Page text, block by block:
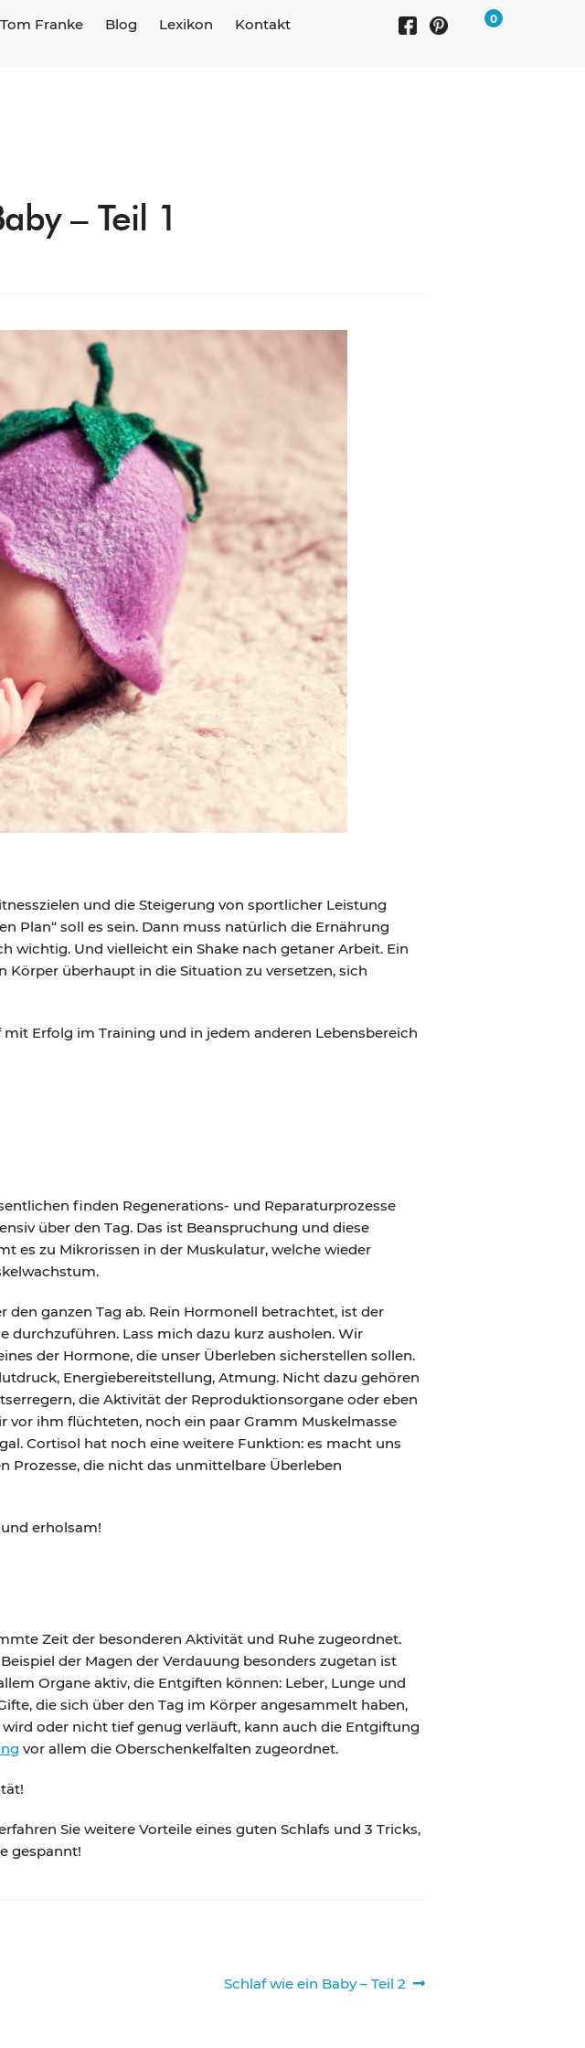
Franke Blog Lexikon Kontakt 0
– Teil 1
und die Steigerung von sportlicher Leistung
Plan“ soll es sein. Dann muss natürlich die Ernährung
wichtig. Und vielleicht ein Shake nach getaner Arbeit. Ein
überhaupt in die Situation zu versetzen, sich
Erfolg im Training und in jedem anderen Lebensbereich
finden Regenerations- und Reparaturprozesse
über den Tag. Das ist Beanspruchung und diese
es zu Mikrorissen in der Muskulatur, welche wieder
den ganzen Tag ab. Rein Hormonell betrachtet, ist der
durchzuführen. Lass mich dazu kurz ausholen. Wir
der Hormone, die unser Überleben sicherstellen sollen.
Energiebereitstellung, Atmung. Nicht dazu gehören
die Aktivität der Reproduktionsorgane oder eben
vor ihm flüchteten, noch ein paar Gramm Muskelmasse
Cortisol hat noch eine weitere Funktion: es macht uns
Prozesse, die nicht das unmittelbare Überleben
erholsam!
Zeit der besonderen Aktivität und Ruhe zugeordnet.
der Magen der Verdauung besonders zugetan ist
Organe aktiv, die Entgiften können: Leber, Lunge und
die sich über den Tag im Körper angesammelt haben,
oder nicht tief genug verläuft, kann auch die Entgiftung
vor allem die Oberschenkelfalten zugeordnet.
Sie weitere Vorteile eines guten Schlafs und 3 Tricks,
gespannt!
Nächster
Schlaf wie ein Baby – Teil 2